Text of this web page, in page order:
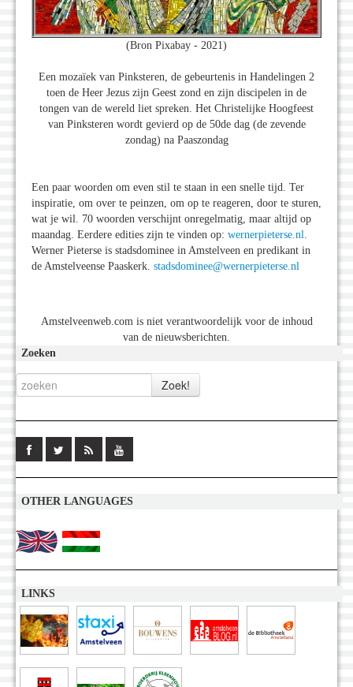
(Bron Pixabay - 2021)
Een mozaïek van Pinksteren, de gebeurtenis in Handelingen 2
toen de Heer Jezus zijn Geest zond en zijn discipelen in de
tongen van de wereld liet spreken. Het Christelijke Hoogfeest
van Pinksteren wordt gevierd op de 50de dag (de zevende
zondag) na Paaszondag
Een paar woorden om even stil te staan in een snelle tijd. Ter
inspiratie, om over te peinzen, om op te reageren, door te sturen,
wat je wil. 70 woorden verschijnt onregelmatig, maar altijd op
maandag. Eerdere edities zijn te vinden op: wernerpieterse.nl.
Werner Pieterse is stadsdominee in Amstelveen en predikant in
de Amstelveense Paaskerk. stadsdominee@wernerpieterse.nl
Amstelveenweb.com is niet verantwoordelijk voor de inhoud
van de nieuwsberichten.
Zoeken
OTHER LANGUAGES
LINKS